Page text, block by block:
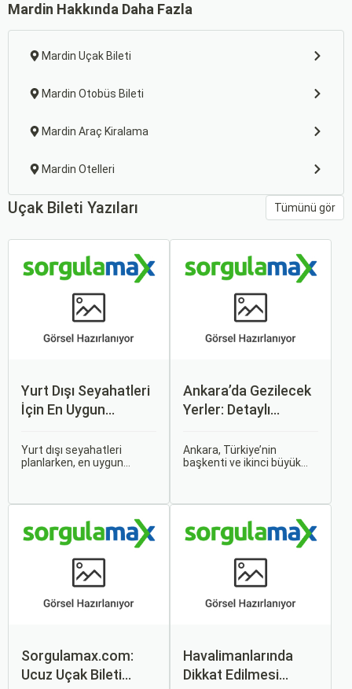
Mardin Hakkında Daha Fazla
Mardin Uçak Bileti
Mardin Otobüs Bileti
Mardin Araç Kiralama
Mardin Otelleri
Uçak Bileti Yazıları Tümünü gör
Yurt Dışı Seyahatleri
İçin En Uygun
Yurt dışı seyahatleri
planlarken, en uygun
geçirmenizi sağlar. Bu
yazıda, mevsimsel
günlerini ve Sorgulamax.
Ankara’da Gezilecek
Yerler: Detaylı
Ankara, Türkiye’nin
başkenti ve ikinci büyük
Anadolu’nun kalbinde yer
alan bu şehir, hem tarihî
zenginlikleri hem de doğal
güzellikleri ile
ziyaretçilerine çeşitli keşif
imkanları sunmaktadır.
Sorgulamax.com:
Ucuz Uçak Bileti
Havalimanlarında
Dikkat Edilmesi